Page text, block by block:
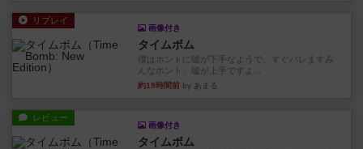
リプレイ
画像付き
タイムボム
僕はホントに嘘が下手なようで、すぐバレますみ
んなホント、嘘が上手ですよ...
約19時間前 by あまる
レビュー
画像付き
タイムボム